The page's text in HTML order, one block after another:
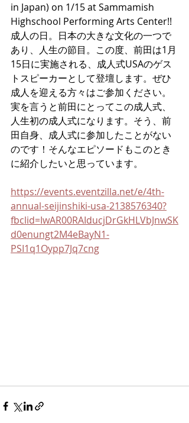
in Japan) on 1/15 at Sammamish
Highschool Performing Arts Center!!
成人の日。日本の大きな文化の一つで
あり、人生の節目。この度、前田は1月
15日に実施される、成人式USAのゲス
トスピーカーとして登壇します。ぜひ
成人を迎える方々はご参加ください。
実を言うと前田にとってこの成人式、
人生初の成人式になります。そう、前
田自身、成人式に参加したことがない
のです！そんなエピソードもこのとき
に紹介したいと思っています。
https://events.eventzilla.net/e/4th-
annual-seijinshiki-usa-2138576340?
fbclid=IwAR00RAIducjDrGkHLVbJnwSK
d0enungt2M4eBayN1-
PSI1q1Oypp7Jq7cng